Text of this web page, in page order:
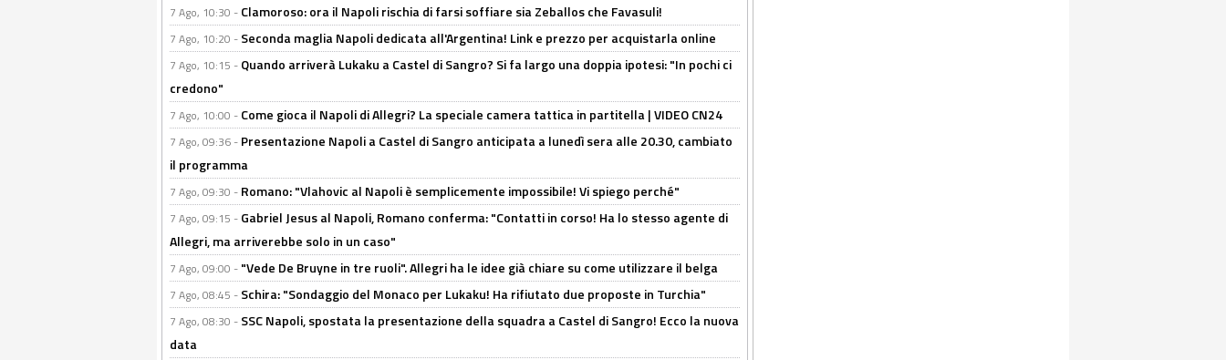
7 Ago, 10:30 - Clamoroso: ora il Napoli rischia di farsi soffiare sia Zeballos che Favasuli!
7 Ago, 10:20 - Seconda maglia Napoli dedicata all'Argentina! Link e prezzo per acquistarla online
7 Ago, 10:15 - Quando arriverà Lukaku a Castel di Sangro? Si fa largo una doppia ipotesi: "In pochi ci
credono"
7 Ago, 10:00 - Come gioca il Napoli di Allegri? La speciale camera tattica in partitella | VIDEO CN24
7 Ago, 09:36 - Presentazione Napoli a Castel di Sangro anticipata a lunedì sera alle 20.30, cambiato
il programma
7 Ago, 09:30 - Romano: "Vlahovic al Napoli è semplicemente impossibile! Vi spiego perché"
7 Ago, 09:15 - Gabriel Jesus al Napoli, Romano conferma: "Contatti in corso! Ha lo stesso agente di
Allegri, ma arriverebbe solo in un caso"
7 Ago, 09:00 - "Vede De Bruyne in tre ruoli". Allegri ha le idee già chiare su come utilizzare il belga
7 Ago, 08:45 - Schira: "Sondaggio del Monaco per Lukaku! Ha rifiutato due proposte in Turchia"
7 Ago, 08:30 - SSC Napoli, spostata la presentazione della squadra a Castel di Sangro! Ecco la nuova
data